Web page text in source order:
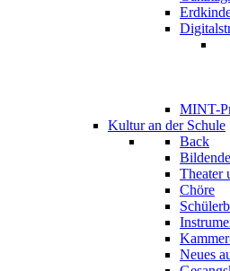
MINT-
Kultur an der Schule
Back
Theater
Chöre
Neues